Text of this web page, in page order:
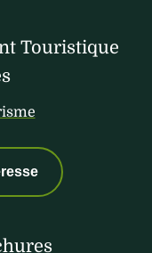
Touristique